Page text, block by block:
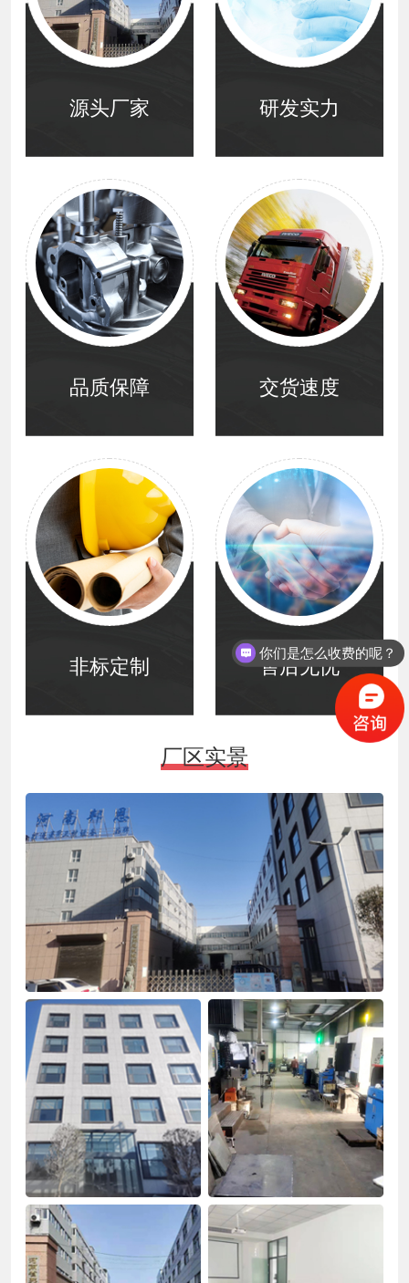
源头厂家 研发实力
品质保障 交货速度
非标定制 售后无忧
厂区实景
你们是怎么收费的呢？